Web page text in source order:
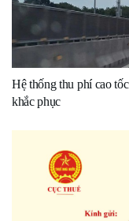
Hệ thống thu phí cao
khắc phục